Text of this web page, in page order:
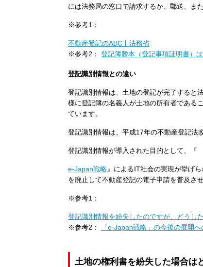
には法務局の窓口で請求するか、郵送、ま
※参考1：
不動産登記のABC丨法務省
※参考2：
登記簿謄本（登記事項証明書）
登記識別情報との違い
登記識別情報は、土地の登記が完了すると
様に登記簿の名義人が土地の所有者である
ています。
登記識別情報は、平成17年の不動産登記法
登記識別情報が導入された目的として、『
e-Japan戦略』によるIT社会の実現が挙げ
を廃止して不動産登記の電子申請を普及さ
※参考1：
登記識別情報を紛失したのですが、どうし
※参考2：
「e-Japan戦略」の今後の展開
土地の権利書を紛失した場合は